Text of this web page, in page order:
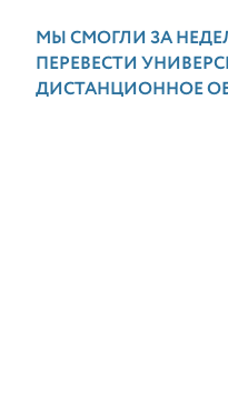
МЫ СМОГЛИ ЗА
ПЕРЕВЕСТИ
ДИСТАНЦИОННОЕ